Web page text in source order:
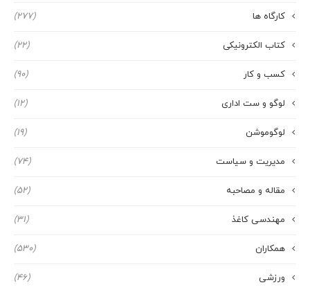
کارگاه ها (277)
کتاب الکترونیکی (22)
کسب و کار (90)
لوگو و ست اداری (12)
لوگوموشن (19)
مدیریت و سیاست (74)
مقاله و مصاحبه (52)
مهندسی کاغذ (31)
همکاران (530)
ورزشی (46)